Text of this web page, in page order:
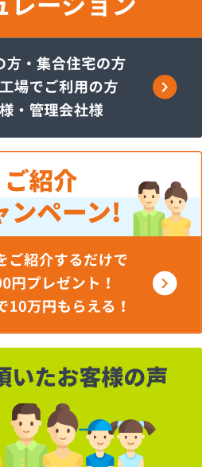
ス株式会社 名古屋営業所
式会社 尾張営業所
ビス
新城営業所
本部・ホームガス
ホームガス 名古屋西営業所
尾張旭営業所
会社 リボンガス
・プロパンガス
ョン